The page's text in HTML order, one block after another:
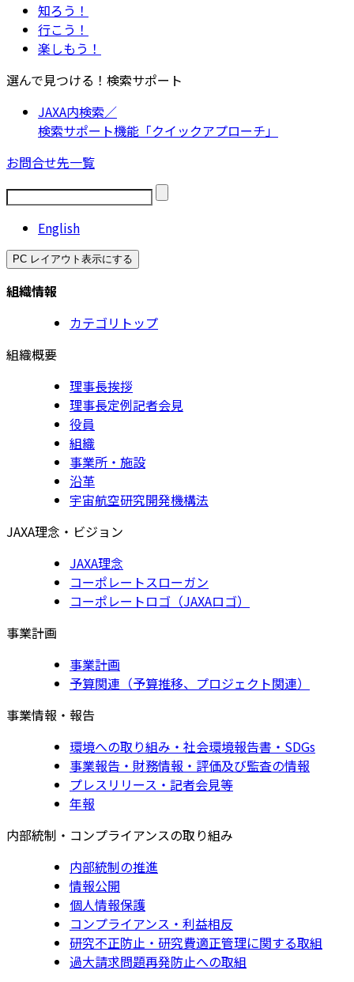
知ろう！
行こう！
楽しもう！
選んで見つける！検索サポート
JAXA内検索／
検索サポート機能「クイックアプローチ」
お問合せ先一覧
English
PC レイアウト表示にする
組織情報
カテゴリトップ
組織概要
理事長挨拶
理事長定例記者会見
役員
組織
事業所・施設
沿革
宇宙航空研究開発機構法
JAXA理念・ビジョン
JAXA理念
コーポレートスローガン
コーポレートロゴ（JAXAロゴ）
事業計画
事業計画
予算関連（予算推移、プロジェクト関連）
事業情報・報告
環境への取り組み・社会環境報告書・SDGs
事業報告・財務情報・評価及び監査の情報
プレスリリース・記者会見等
年報
内部統制・コンプライアンスの取り組み
内部統制の推進
情報公開
個人情報保護
コンプライアンス・利益相反
研究不正防止・研究費適正管理に関する取組
過大請求問題再発防止への取組